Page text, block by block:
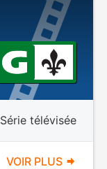
Série télévisée
VOIR PLUS